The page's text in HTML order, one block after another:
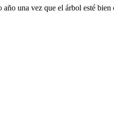
una vez que el árbol esté bien